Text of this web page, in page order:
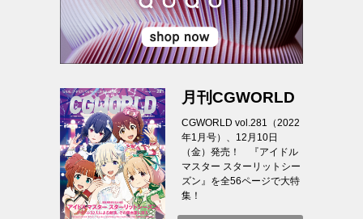
月刊CGWORLD
CGWORLD vol.281（2022
年1月号）、12月10日
（金）発売！ 『アイドル
マスター スターリットシー
ズン』を全56ページで大特
集！